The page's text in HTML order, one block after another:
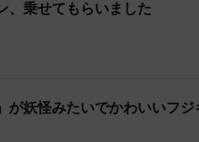
、乗せてもらいました
が妖怪みたいでかわいいフ